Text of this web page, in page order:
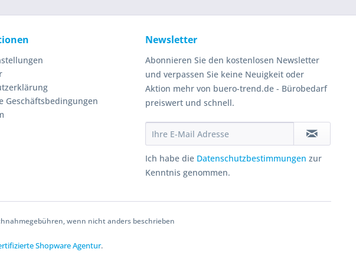
Geschäftsbedingungen
Newsletter
Abonnieren Sie den kostenlosen Newsletter
und verpassen Sie keine Neuigkeit oder
Aktion mehr von buero-trend.de - Bürobedarf
preiswert und schnell.
Ich habe die Datenschutzbestimmungen zur
Kenntnis genommen.
wenn nicht anders beschrieben
Shopware Agentur.